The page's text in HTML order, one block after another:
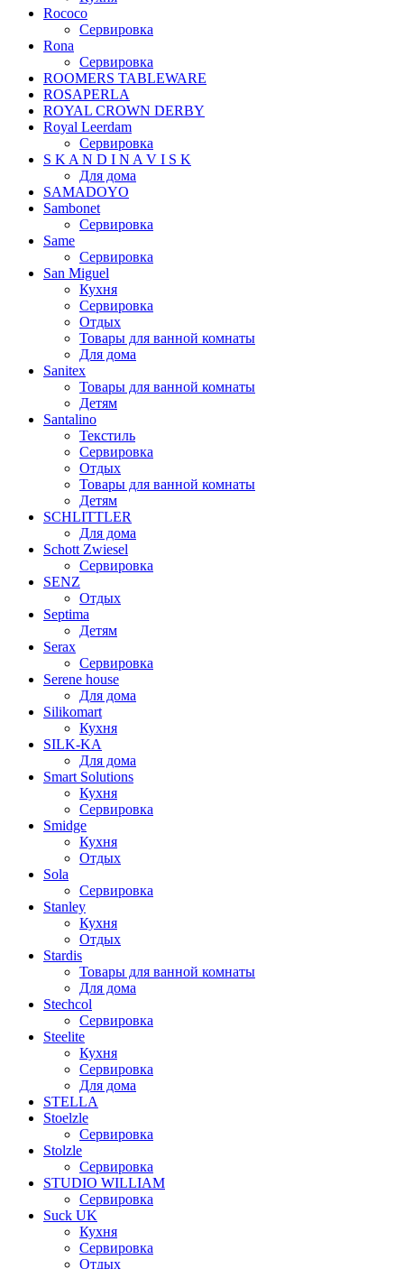
Rococo
Сервировка
Rona
Сервировка
ROOMERS TABLEWARE
ROSAPERLA
ROYAL CROWN DERBY
Royal Leerdam
Сервировка
S K A N D I N A V I S K
Для дома
SAMADOYO
Sambonet
Сервировка
Same
Сервировка
San Miguel
Кухня
Сервировка
Отдых
Товары для ванной комнаты
Для дома
Sanitex
Товары для ванной комнаты
Детям
Santalino
Текстиль
Сервировка
Отдых
Товары для ванной комнаты
Детям
SCHLITTLER
Для дома
Schott Zwiesel
Сервировка
SENZ
Отдых
Septima
Детям
Serax
Сервировка
Serene house
Для дома
Silikomart
Кухня
SILK-KA
Для дома
Smart Solutions
Кухня
Сервировка
Smidge
Кухня
Отдых
Sola
Сервировка
Stanley
Кухня
Отдых
Stardis
Товары для ванной комнаты
Для дома
Stechcol
Сервировка
Steelite
Кухня
Сервировка
Для дома
STELLA
Stoelzle
Сервировка
Stolzle
Сервировка
STUDIO WILLIAM
Сервировка
Suck UK
Кухня
Сервировка
Отдых